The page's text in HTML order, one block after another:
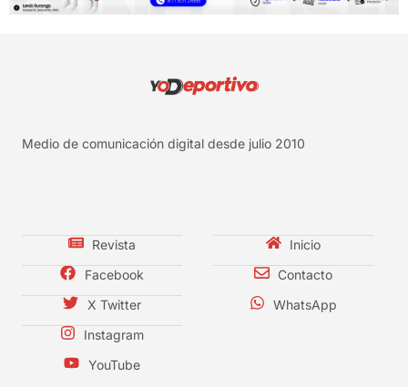
Medio de comunicación digital desde julio 2010
Revista
Facebook
X Twitter
Instagram
YouTube
Inicio
Contacto
WhatsApp